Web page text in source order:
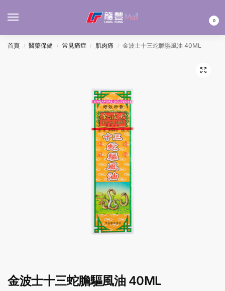
0
首頁 / 醫藥保健 / 常見痛症 / 肌肉痛 / 金波士十三蛇膽驅風油 40ML
金波士十三蛇膽驅風油 40ML